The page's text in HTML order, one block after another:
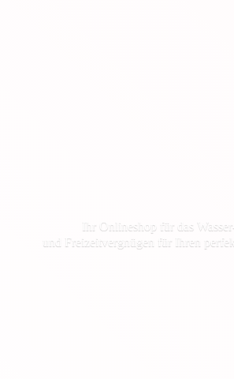
Ihr Onlineshop für das
und Freizeitvergnügen für Ihren